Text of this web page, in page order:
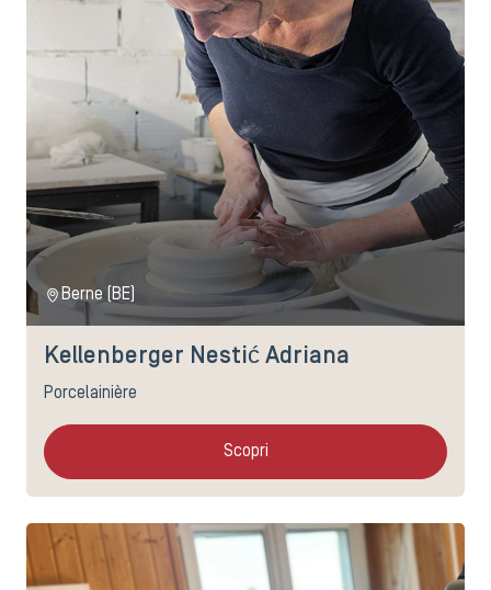
Berne (BE)
Kellenberger Nestić Adriana
Porcelainière
Scopri